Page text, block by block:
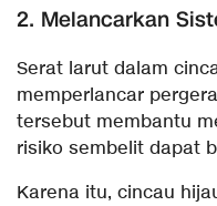
2. Melancarkan
Serat larut dalam
memperlancar
tersebut membantu
risiko sembelit dapat
Karena itu, cincau